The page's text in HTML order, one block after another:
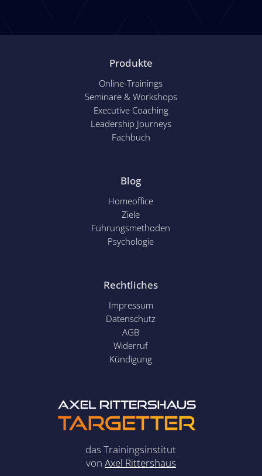
Produkte
Online-Trainings
Seminare & Workshops
Executive Coaching
Leadership Journeys
Fachbuch
Blog
Homeoffice
Ziele
Führungsmethoden
Psychologie
Rechtliches
Impressum
Datenschutz
AGB
Widerruf
Kündigung
das Trainingsinstitut
von Axel Rittershaus